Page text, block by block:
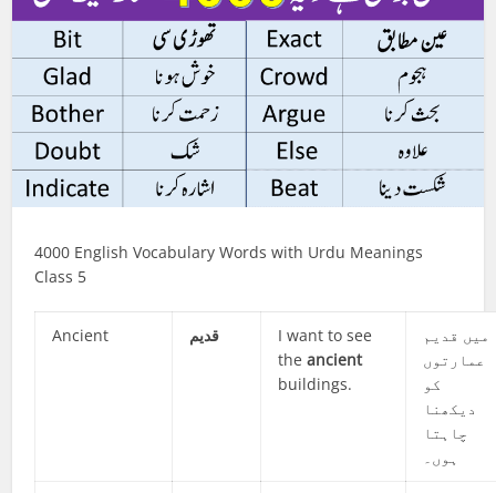
4000 English Vocabulary Words with Urdu Meanings
Class 5
Ancient قدیم
I want to see
theancient
buildings.
میں قدیم
عمارتوں
کو
دیکھنا
چاہتا
ہوں۔